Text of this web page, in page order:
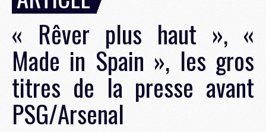
« Rêver plus haut », «
Made in Spain », les gros
titres de la presse avant
PSG/Arsenal